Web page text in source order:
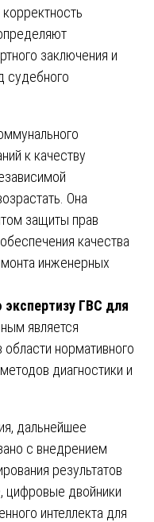
заключения и
судебного
к качеству
Она
защиты прав
качества
инженерных
ГВС для
является
нормативного
диагностики и
дальнейшее
с внедрением
результатов
цифровые двойники
интеллекта для